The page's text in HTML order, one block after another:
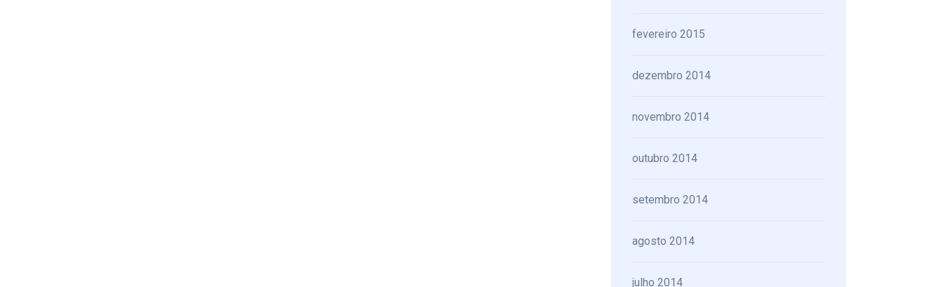
fevereiro 2015
dezembro 2014
novembro 2014
outubro 2014
setembro 2014
agosto 2014
julho 2014